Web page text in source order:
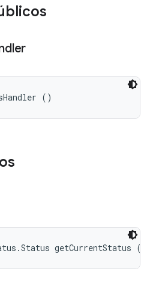
()
getCurrentStatus ()